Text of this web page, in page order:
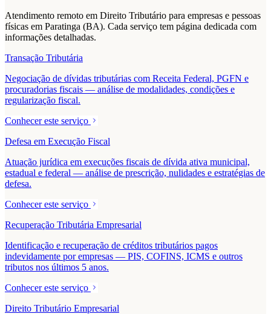
Atendimento remoto em Direito Tributário para empresas e pessoas
físicas em Paratinga (BA). Cada serviço tem página dedicada com
informações detalhadas.
Transação Tributária
Negociação de dívidas tributárias com Receita Federal, PGFN e
procuradorias fiscais — análise de modalidades, condições e
regularização fiscal.
Conhecer este serviço
Defesa em Execução Fiscal
Atuação jurídica em execuções fiscais de dívida ativa municipal,
estadual e federal — análise de prescrição, nulidades e estratégias de
defesa.
Conhecer este serviço
Recuperação Tributária Empresarial
Identificação e recuperação de créditos tributários pagos
indevidamente por empresas — PIS, COFINS, ICMS e outros
tributos nos últimos 5 anos.
Conhecer este serviço
Direito Tributário Empresarial